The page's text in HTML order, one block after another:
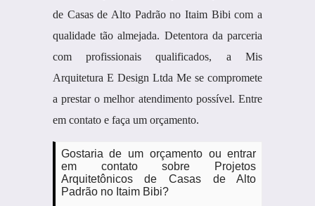
de Casas de Alto Padrão no Itaim Bibi com a
qualidade tão almejada. Detentora da parceria
com profissionais qualificados, a Mis
Arquitetura E Design Ltda Me se compromete
a prestar o melhor atendimento possível. Entre
em contato e faça um orçamento.
Gostaria de um orçamento ou entrar
em contato sobre Projetos
Arquitetônicos de Casas de Alto
Padrão no Itaim Bibi?